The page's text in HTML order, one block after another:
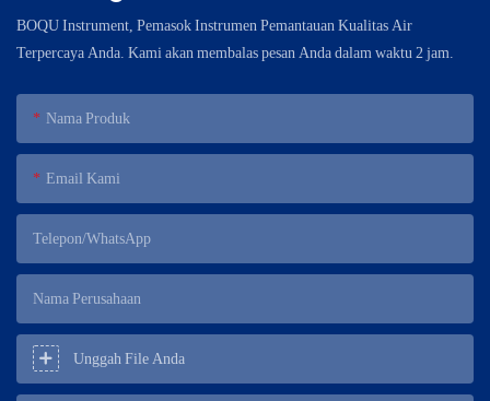
BOQU Instrument, Pemasok Instrumen Pemantauan Kualitas Air
Terpercaya Anda. Kami akan membalas pesan Anda dalam waktu 2 jam.
Nama Produk
Email Kami
Telepon/WhatsApp
Nama Perusahaan
Unggah File Anda